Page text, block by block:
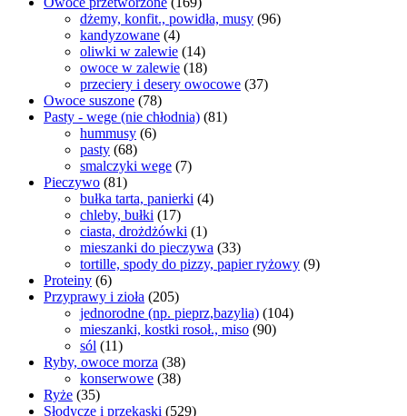
dżemy, konfit., powidła, musy (96)
kandyzowane (4)
oliwki w zalewie (14)
owoce w zalewie (18)
przeciery i desery owocowe (37)
Owoce suszone (78)
Pasty - wege (nie chłodnia) (81)
hummusy (6)
pasty (68)
smalczyki wege (7)
Pieczywo (81)
bułka tarta, panierki (4)
chleby, bułki (17)
ciasta, drożdżówki (1)
mieszanki do pieczywa (33)
tortille, spody do pizzy, papier ryżowy (9)
Proteiny (6)
Przyprawy i zioła (205)
jednorodne (np. pieprz,bazylia) (104)
mieszanki, kostki rosoł., miso (90)
sól (11)
Ryby, owoce morza (38)
konserwowe (38)
Ryże (35)
Słodycze i przekąski (529)